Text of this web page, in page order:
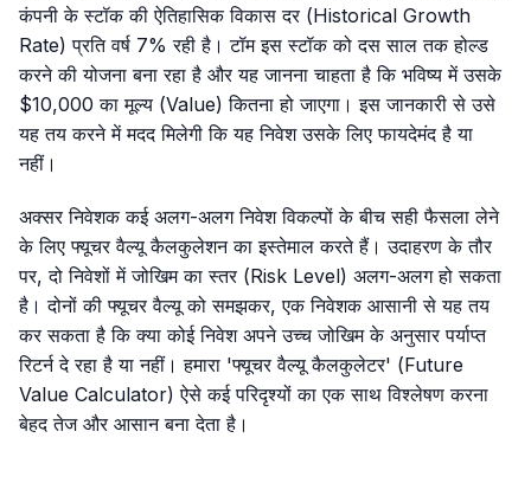
कंपनी के स्टॉक की ऐतिहासिक विकास दर (Historical Growth
Rate) प्रति वर्ष 7% रही है। टॉम इस स्टॉक को दस साल तक होल्ड
करने की योजना बना रहा है और यह जानना चाहता है कि भविष्य में उसके
$10,000 का मूल्य (Value) कितना हो जाएगा। इस जानकारी से उसे
यह तय करने में मदद मिलेगी कि यह निवेश उसके लिए फायदेमंद है या
नहीं।
अक्सर निवेशक कई अलग-अलग निवेश विकल्पों के बीच सही फैसला लेने
के लिए फ्यूचर वैल्यू कैलकुलेशन का इस्तेमाल करते हैं। उदाहरण के तौर
पर, दो निवेशों में जोखिम का स्तर (Risk Level) अलग-अलग हो सकता
है। दोनों की फ्यूचर वैल्यू को समझकर, एक निवेशक आसानी से यह तय
कर सकता है कि क्या कोई निवेश अपने उच्च जोखिम के अनुसार पर्याप्त
रिटर्न दे रहा है या नहीं। हमारा 'फ्यूचर वैल्यू कैलकुलेटर' (Future
Value Calculator) ऐसे कई परिदृश्यों का एक साथ विश्लेषण करना
बेहद तेज और आसान बना देता है।